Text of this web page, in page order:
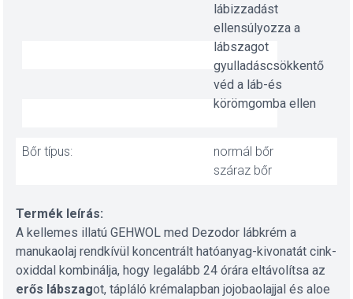
lábizzadást
ellensúlyozza a
lábszagot
gyulladáscsökkentő
véd a láb-és
körömgomba ellen
Bőr típus:
normál bőr
száraz bőr
Termék leírás:
A kellemes illatú GEHWOL med Dezodor lábkrém a
manukaolaj rendkívül koncentrált hatóanyag-kivonatát cink-
oxiddal kombinálja, hogy legalább 24 órára eltávolítsa az
erős lábszagot, tápláló krémalapban jojobaolajjal és aloe